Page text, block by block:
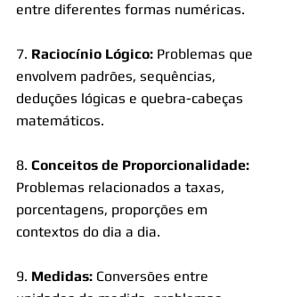
entre diferentes formas numéricas.
7. Raciocínio Lógico: Problemas que
envolvem padrões, sequências,
deduções lógicas e quebra-cabeças
matemáticos.
8. Conceitos de Proporcionalidade:
Problemas relacionados a taxas,
porcentagens, proporções em
contextos do dia a dia.
9. Medidas: Conversões entre